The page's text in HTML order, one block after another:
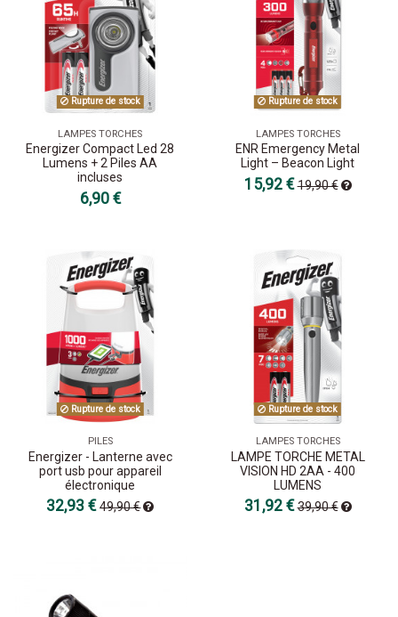
Rupture de stock
LAMPES TORCHES
Energizer Compact Led 28
Lumens + 2 Piles AA
incluses
6,90 €
Rupture de stock
LAMPES TORCHES
ENR Emergency Metal
Light – Beacon Light
15,92 €19,90 €
Rupture de stock
PILES
Energizer - Lanterne avec
port usb pour appareil
électronique
32,93 €49,90 €
Rupture de stock
LAMPES TORCHES
LAMPE TORCHE METAL
VISION HD 2AA - 400
LUMENS
31,92 €39,90 €